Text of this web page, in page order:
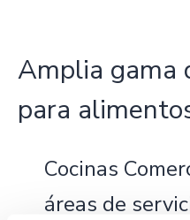
Amplia gama
para
Cocinas
áreas de